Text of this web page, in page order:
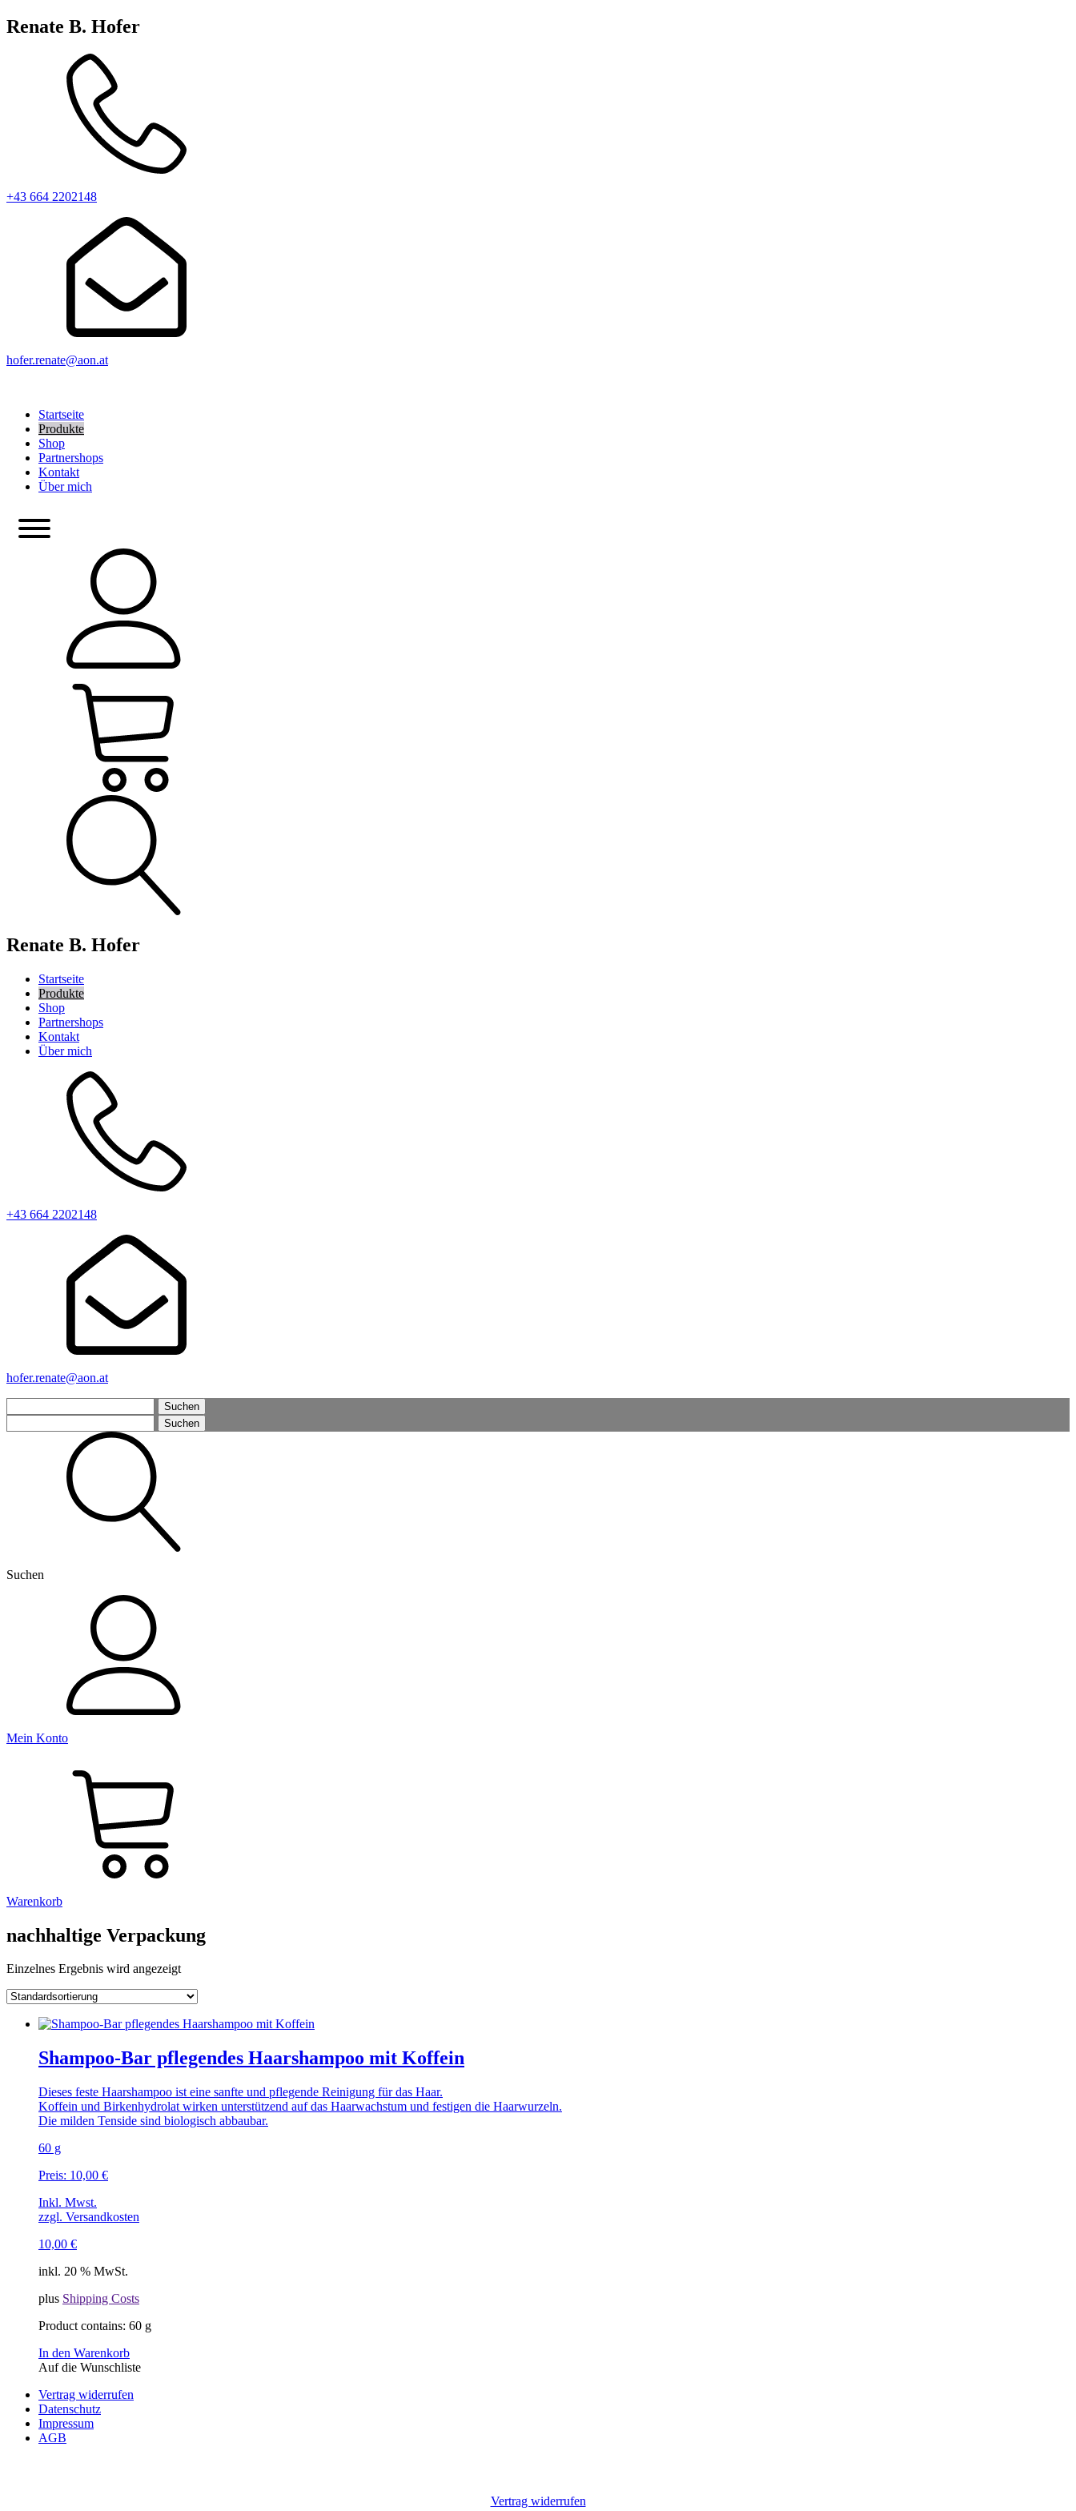
Renate B. Hofer
+43 664 2202148
hofer.renate@aon.at
Startseite
Produkte
Shop
Partnershops
Kontakt
Über mich
Renate B. Hofer
Startseite
Produkte
Shop
Partnershops
Kontakt
Über mich
+43 664 2202148
hofer.renate@aon.at
nach:
nach:
Suchen
Mein Konto
Warenkorb
nachhaltige Verpackung
Einzelnes Ergebnis wird angezeigt
Shampoo-Bar pflegendes Haarshampoo mit Koffein
Dieses feste Haarshampoo ist eine sanfte und pflegende Reinigung für das Haar.
Koffein und Birkenhydrolat wirken unterstützend auf das Haarwachstum und festigen die Haarwurzeln.
Die milden Tenside sind biologisch abbaubar.
60 g
Preis: 10,00 €
Inkl. Mwst.
zzgl. Versandkosten
10,00 €
inkl. 20 % MwSt.
plus Shipping Costs
Product contains: 60 g
In den Warenkorb
Auf die Wunschliste
Vertrag widerrufen
Datenschutz
Impressum
AGB
Vertrag widerrufen